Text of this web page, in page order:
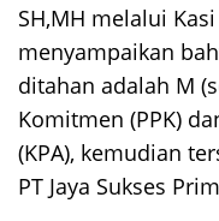
SH,MH melalui
menyampaikan
ditahan adalah M
Komitmen (PPK)
(KPA), kemudian
PT Jaya Sukses